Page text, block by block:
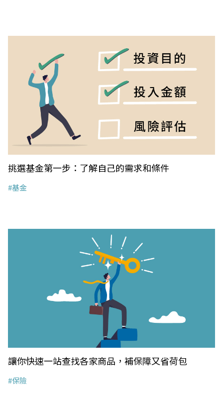
挑選基金第一步：了解自己的需求和條件
#基金
讓你快速一站查找各家商品，補保障又省荷包
#保險